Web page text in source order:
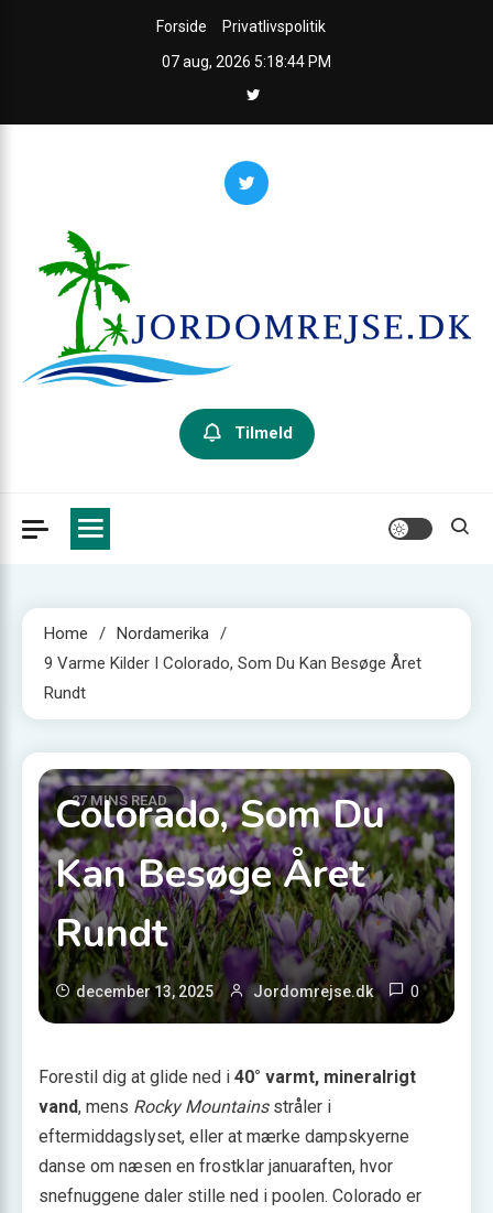
Forside
Privatlivspolitik
07 aug, 2026 5:18:45 PM
Jordomrejseguiden
Tilmeld
Home
Nordamerika
9 Varme Kilder I Colorado, Som Du Kan Besøge Året
Rundt
27 MINS READ
Nordamerika
9 Varme Kilder I
Colorado, Som Du
Kan Besøge Året
Rundt
december 13, 2025 Jordomrejse.dk 0
Forestil dig at glide ned i 40° varmt, mineralrigt
vand, mens Rocky Mountainsstråler i
eftermiddagslyset, eller at mærke dampskyerne
danse om næsen en frostklar januaraften, hvor
snefnuggene daler stille ned i poolen. Colorado er